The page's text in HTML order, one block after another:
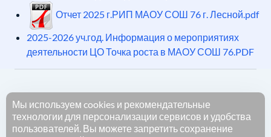
Отчет 2025 г.РИП МАОУ СОШ 76 г. Лесной.pdf
2025-2026 уч.год. Информация о мероприятиях
деятельности ЦО Точка роста в МАОУ СОШ 76.PDF
© 2026. Региональные инновационные площадки
Свердловской области. Все права
защищены.Копирование материалов с данного сайта
Мы используем cookies и рекомендательные
технологии для персонализации сервисов и удобства
пользователей. Вы можете запретить сохранение